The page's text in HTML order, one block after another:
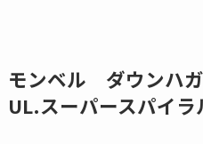
モンベル ダウンハ
UL.スーパースパイラ